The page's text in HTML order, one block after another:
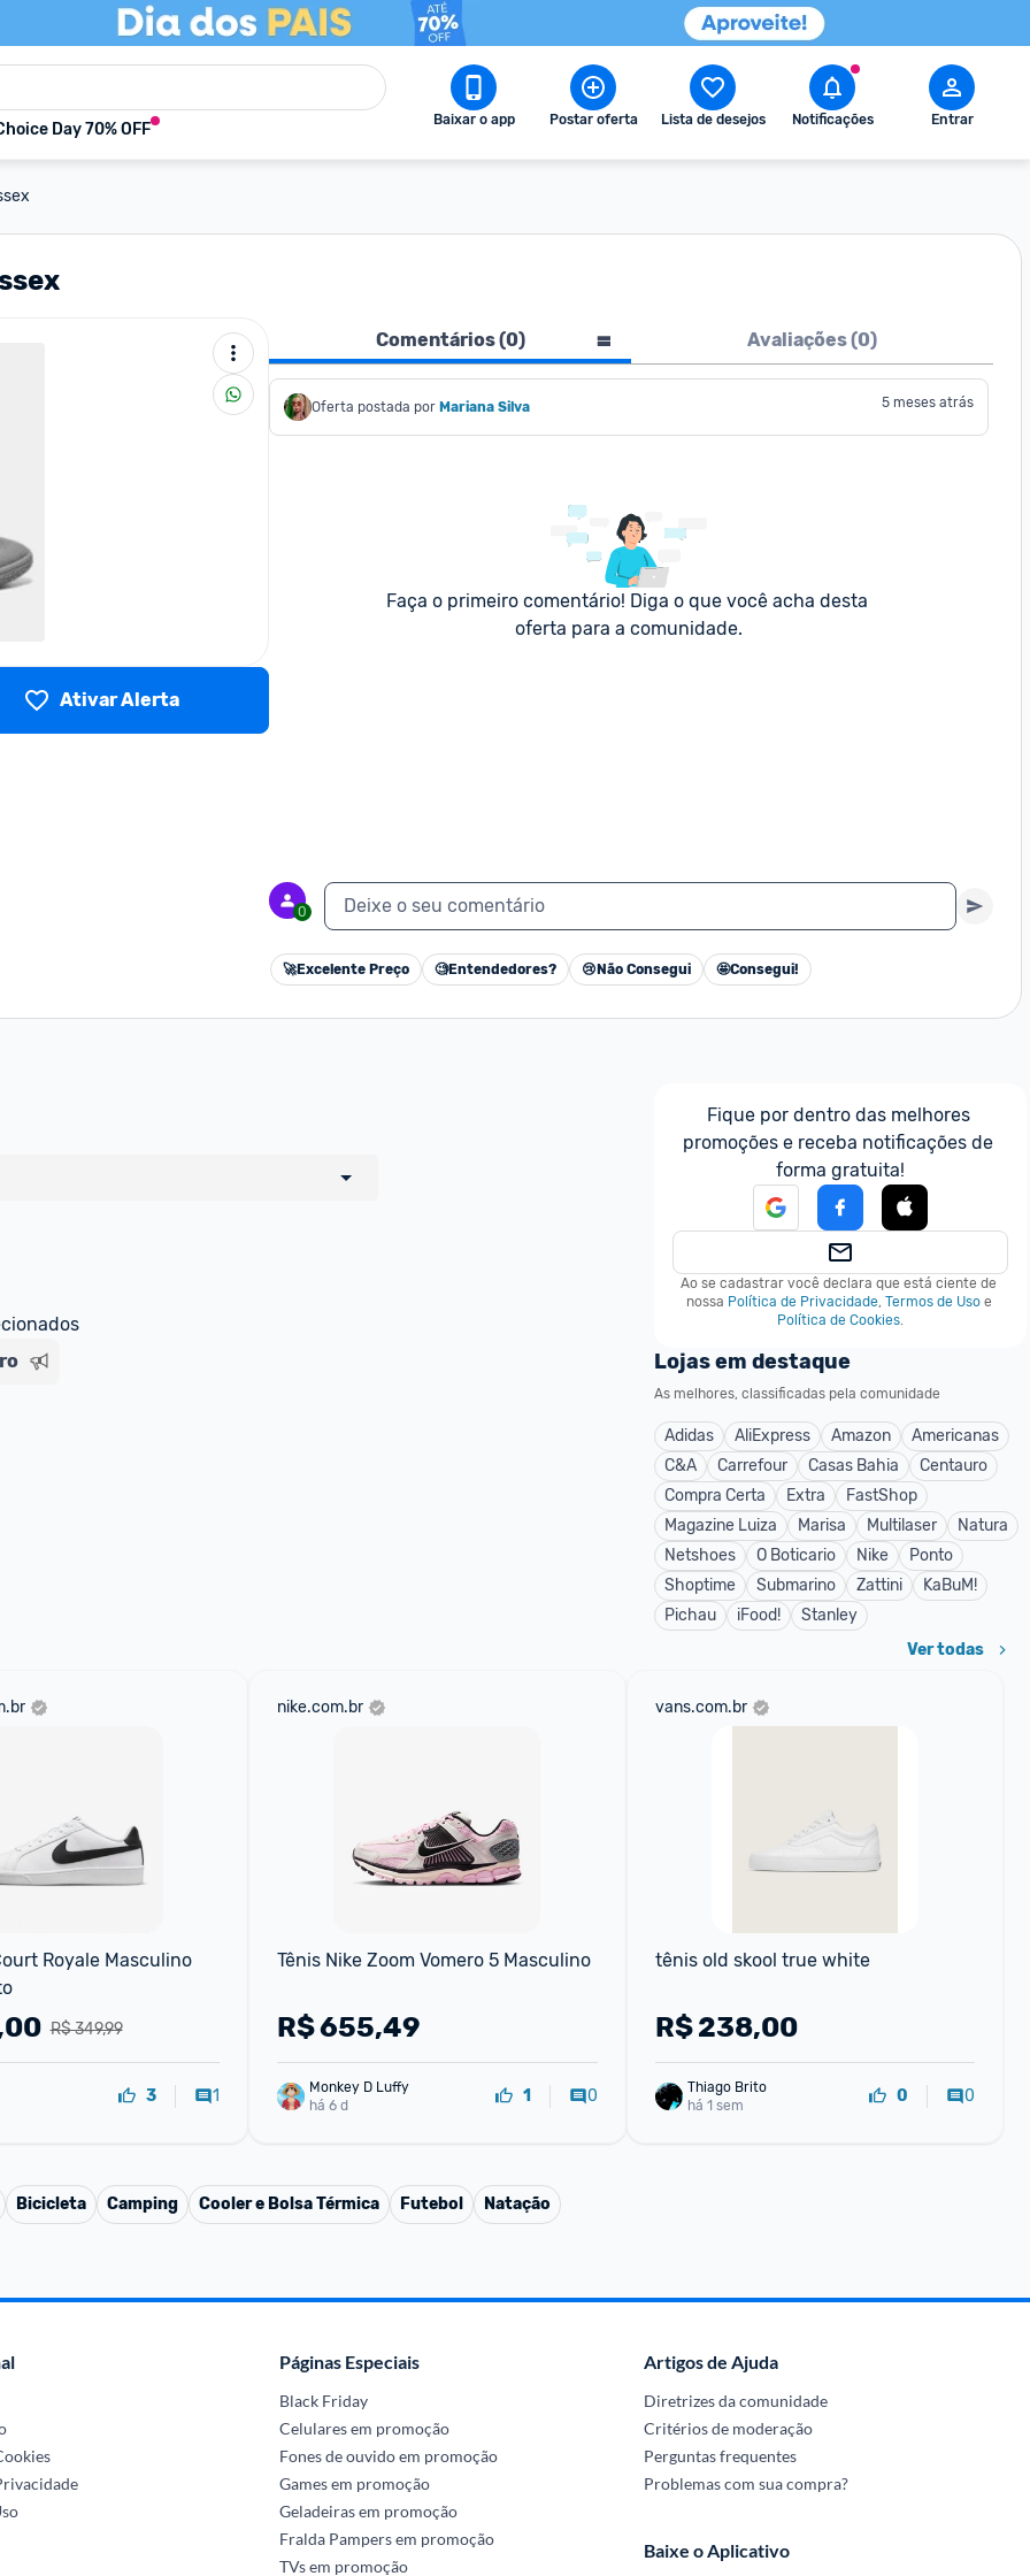
Day 70% OFF Baixar o app Postar oferta Lista de desejos Notificações Entrar
Ativar Alerta
Comentários (0) Avaliações (0)
Oferta postada por Mariana Silva 5 meses atrás
Faça o primeiro comentário! Diga o que você acha desta
oferta para a comunidade.
0 Deixe o seu comentário
🚀Excelente Preço 🧐Entendedores? 😢 Não Consegui 🤩Consegui!
forma de saldo na carteira
você;
o MagaluPay por PIX;
Fique por dentro das melhores
promoções e receba notificações de
forma gratuita!
Ao se cadastrar você declara que está ciente de
nossa Política de Privacidade, Termos de Uso e
Política de Cookies.
Lojas em destaque
As melhores, classificadas pela comunidade
Adidas AliExpress Amazon
Americanas
C&A
Carrefour Casas Bahia
Centauro
Compra Certa
Extra
FastShop
Magazine Luiza
Marisa Multilaser
Natura
Netshoes
O Boticario Nike
Ponto
Shoptime
Submarino Zattini
KaBuM!
Pichau
iFood! Stanley
Ver todas
Royale Masculino
R$ 349,99
3 1
nike.com.br
Tênis Nike Zoom Vomero 5 Masculino
R$655,49
Monkey D Luffy
há 6 d
1 0
vans.com.br
tênis old skool true white
R$238,00
Thiago Brito
há 1 sem
0 0
Bicicleta Camping Cooler e Bolsa Térmica Futebol Natação
Páginas Especiais
Black Friday
Celulares em promoção
Fones de ouvido em promoção
Games em promoção
Geladeiras em promoção
Fralda Pampers em promoção
TVs em promoção
Artigos de Ajuda
Diretrizes da comunidade
Critérios de moderação
Perguntas frequentes
Problemas com sua compra?
Baixe o Aplicativo